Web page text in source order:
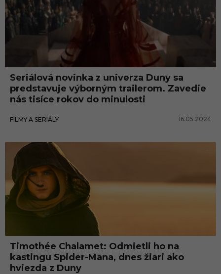
Seriálová novinka z univerza Duny sa
predstavuje výborným trailerom. Zavedie
nás tisíce rokov do minulosti
FILMY A SERIÁLY 16.05.2024
Timothée Chalamet: Odmietli ho na
kastingu Spider-Mana, dnes žiari ako
hviezda z Duny
Celebrity